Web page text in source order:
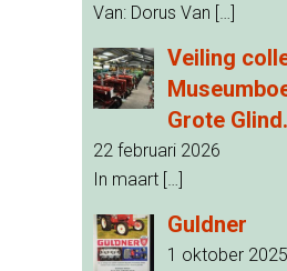
Van: Dorus Van […]
Veiling
Grote Glind.
22 februari 2026
In maart […]
Guldner
1 oktober 2025